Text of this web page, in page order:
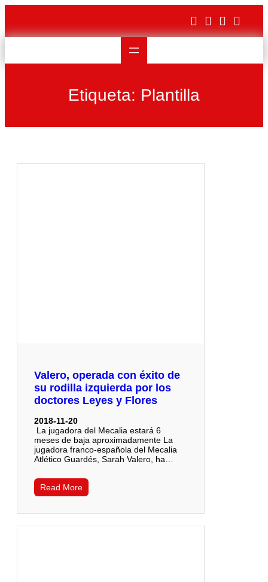
contenido
Etiqueta: Plantilla
Valero, operada con éxito de
su rodilla izquierda por los
doctores Leyes y Flores
2018-11-20
La jugadora del Mecalia estará 6
meses de baja aproximadamente La
jugadora franco-española del Mecalia
Atlético Guardés, Sarah Valero, ha…
Read More